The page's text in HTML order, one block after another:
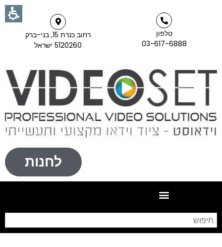
טלפון
03-617-6888
רחוב כנרת 15, בני-ברק
5120260 ישראל
לחנות